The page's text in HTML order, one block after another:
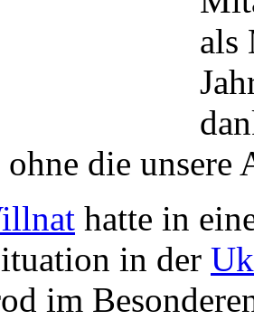
als
ohne die
hatte in
in der
im